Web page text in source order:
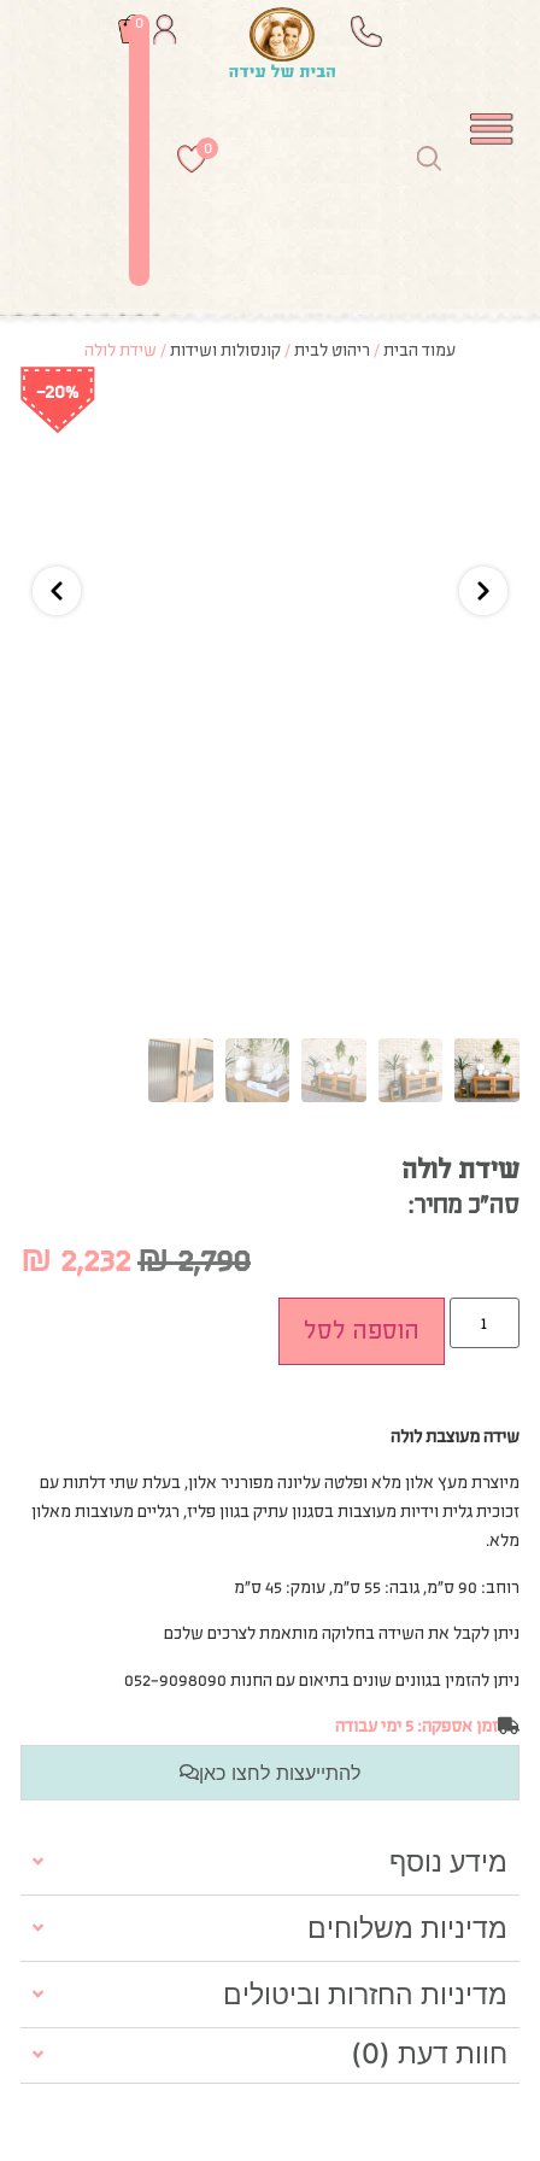
0
0
עמוד הבית/ ריהוט לבית/ קונסולות ושידות/ שידת לולה
-20%
שידת לולה
סה”כ מחיר:
₪2,790
₪ 2,232
הוספה לסל
שידה מעוצבת לולה
מיוצרת מעץ אלון מלא ופלטה עליונה מפורניר אלון, בעלת שתי דלתות עם
זכוכית גלית וידיות מעוצבות בסגנון עתיק בגוון פליז, רגליים מעוצבות מאלון
מלא.
רוחב: 90 ס”מ, גובה: 55 ס”מ, עומק: 45 ס”מ
ניתן לקבל את השידה בחלוקה מותאמת לצרכים שלכם
ניתן להזמין בגוונים שונים בתיאום עם החנות 052-9098090
זמן אספקה: 5 ימי עבודה
להתייעצות לחצו כאן
מידע נוסף
מדיניות משלוחים
מדיניות החזרות וביטולים
חוות דעת (0)